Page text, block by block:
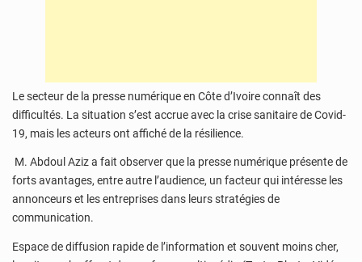
Le secteur de la presse numérique en Côte d’Ivoire connaît des
difficultés. La situation s’est accrue avec la crise sanitaire de Covid-
19, mais les acteurs ont affiché de la résilience.
M. Abdoul Aziz a fait observer que la presse numérique présente de
forts avantages, entre autre l’audience, un facteur qui intéresse les
annonceurs et les entreprises dans leurs stratégies de
communication.
Espace de diffusion rapide de l’information et souvent moins cher,